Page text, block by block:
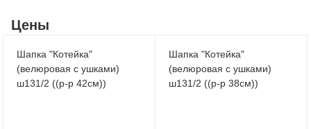
Цены
Шапка "Котейка"
(велюровая с ушками)
ш131/2 ((р-р 42см))
Шапка "Котейка"
(велюровая с ушками)
ш131/2 ((р-р 38см))